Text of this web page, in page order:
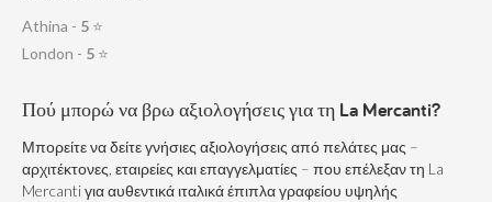
Athina - 5 ⭐
London - 5 ⭐
Πού μπορώ να βρω αξιολογήσεις για τη La Mercanti?
Μπορείτε να δείτε γνήσιες αξιολογήσεις από πελάτες μας –
αρχιτέκτονες, εταιρείες και επαγγελματίες – που επέλεξαν τη La
Mercanti για αυθεντικά ιταλικά έπιπλα γραφείου υψηλής